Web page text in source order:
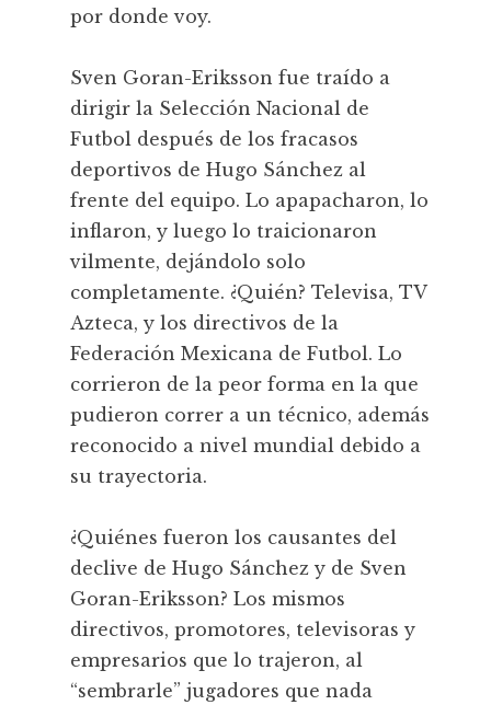
por donde voy.
Sven Goran-Eriksson fue traído a
dirigir la Selección Nacional de
Futbol después de los fracasos
deportivos de Hugo Sánchez al
frente del equipo. Lo apapacharon, lo
inflaron, y luego lo traicionaron
vilmente, dejándolo solo
completamente. ¿Quién? Televisa, TV
Azteca, y los directivos de la
Federación Mexicana de Futbol. Lo
corrieron de la peor forma en la que
pudieron correr a un técnico, además
reconocido a nivel mundial debido a
su trayectoria.
¿Quiénes fueron los causantes del
declive de Hugo Sánchez y de Sven
Goran-Eriksson? Los mismos
directivos, promotores, televisoras y
empresarios que lo trajeron, al
“sembrarle” jugadores que nada